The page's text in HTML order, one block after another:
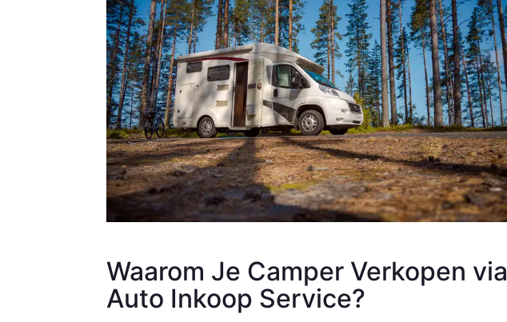
Waarom Je Camper Verkopen via
Auto Inkoop Service?